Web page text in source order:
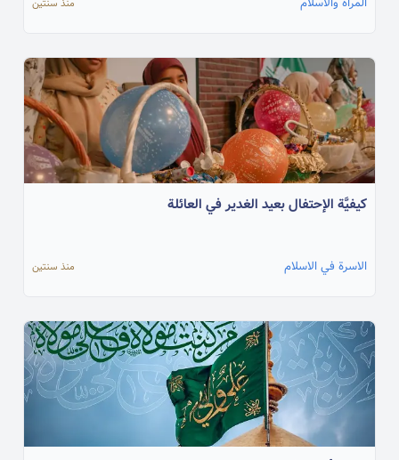
منذ سنتين
كيفيَّة الإحتفال بعيد الغدير في العائلة
الاسرة في الاسلام منذ سنتين